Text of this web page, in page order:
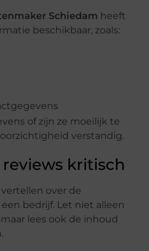
Schiedam heeft
beschikbaar, zoals:
of zijn ze moeilijk te
verstandig.
kritisch
over de
bedrijf. Let niet alleen
lees ook de inhoud